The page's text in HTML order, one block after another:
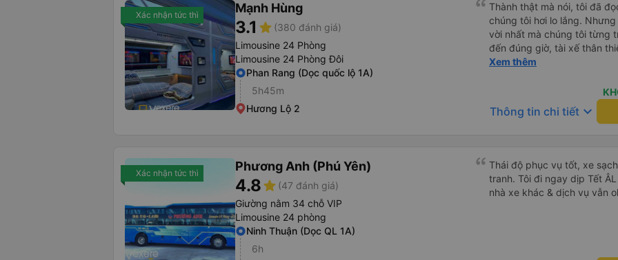
Xác nhận tức thì Mạnh Hùng
3.1 star (380 đánh giá)
Limousine 24 Phòng
Limousine 24 Phòng Đôi
Phan Rang (Dọc quốc lộ 1A)
5h45m
Hương Lộ 2
Thành thật mà nói, tôi đã
chúng tôi hơi lo lắng.
vời nhất mà chúng tôi từng
đến đúng giờ, tài xế thân
vẫn hơi xóc, nhưng đó là
Xem thêm
Thông tin chi tiết keyboard_arrow_down
Xác nhận tức thì Phương Anh (Phú Yên)
4.8star (47 đánh giá)
Giường nằm 34 chỗ VIP
Limousine 24 phòng
Ninh Thuận (Dọc QL 1A)
6h
Thái độ phục vụ tốt, xe
tranh. Tôi đi ngay dịp Tết
nhà xe khác & dịch vụ vẫn